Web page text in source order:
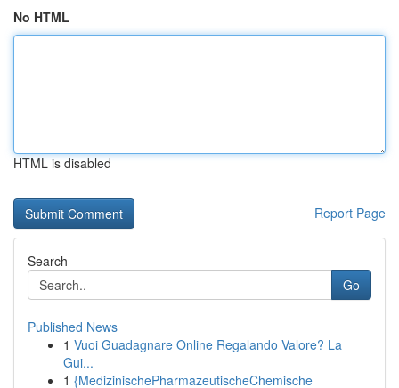
No HTML
HTML is disabled
Report Page
Search
Go
Published News
1 Vuoi Guadagnare Online Regalando Valore? La
Gui...
1 {MedizinischePharmazeutischeChemische